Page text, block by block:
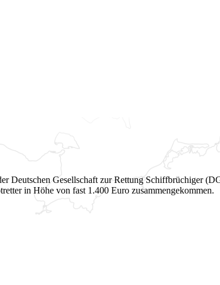
Deutschen Gesellschaft zur Rettung Schiffbrüchiger
in Höhe von fast 1.400 Euro zusammengekommen.